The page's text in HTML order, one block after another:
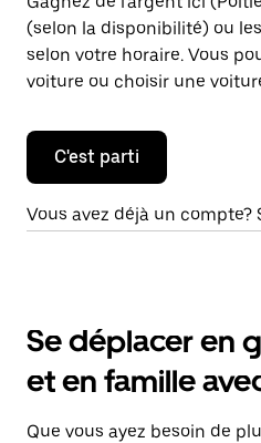
(selon la disponibilité) ou
selon votre horaire. Vous
voiture ou choisir une
C'est parti
Vous avez déjà un compte?
Se déplacer en
et en famille
Que vous ayez besoin de